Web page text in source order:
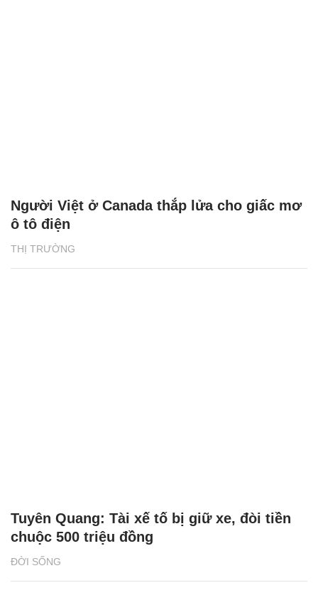
THỊ TRƯỜNG
Người Việt ở Canada thắp lửa cho giấc mơ
ô tô điện
ĐỜI SỐNG
Tuyên Quang: Tài xế tố bị giữ xe, đòi tiền
chuộc 500 triệu đồng